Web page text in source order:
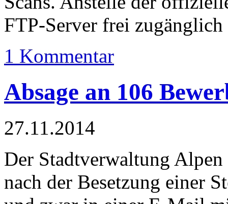
FTP-Server frei zugänglich
1 Kommentar
Absage an 106
27.11.2014
Der Stadtverwaltung
nach der Besetzung einer